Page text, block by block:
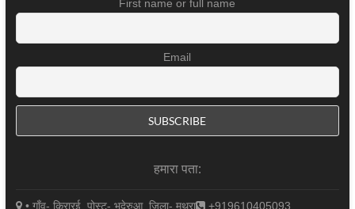
First name or full name
Email
हमारा पता:
• गाँव- किरारई, पोस्ट- भदेरुआ, जिला- मथुरा +919610405093